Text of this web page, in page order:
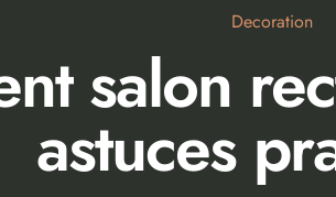
Decoration
salon
astuces